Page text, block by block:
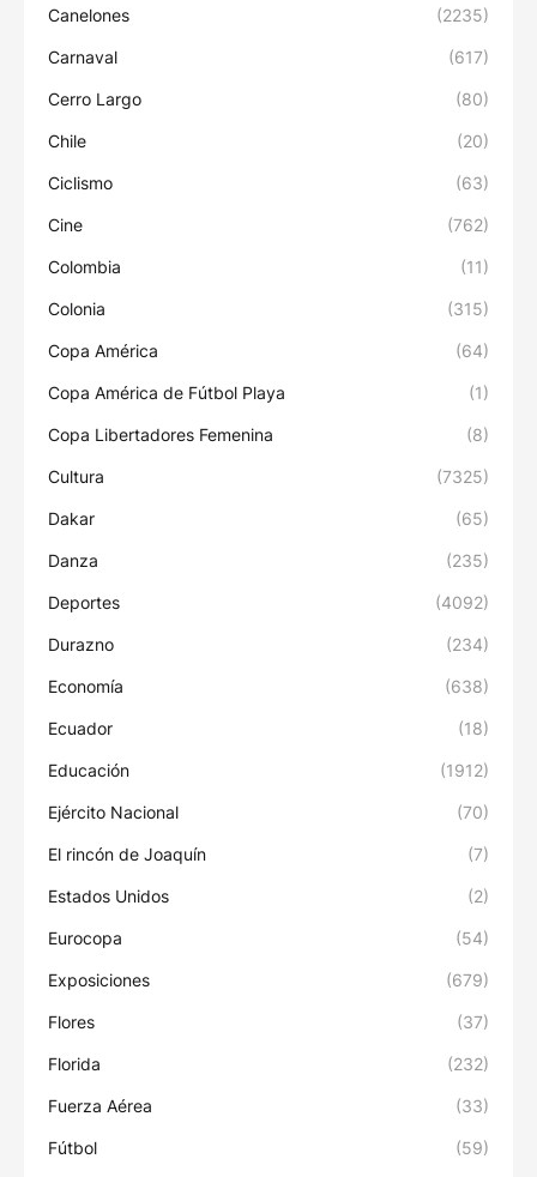
Canelones (2235)
Carnaval (617)
Cerro Largo (80)
Chile (20)
Ciclismo (63)
Cine (762)
Colombia (11)
Colonia (315)
Copa América (64)
Copa América de Fútbol Playa (1)
Copa Libertadores Femenina (8)
Cultura (7325)
Dakar (65)
Danza (235)
Deportes (4092)
Durazno (234)
Economía (638)
Ecuador (18)
Educación (1912)
Ejército Nacional (70)
El rincón de Joaquín (7)
Estados Unidos (2)
Eurocopa (54)
Exposiciones (679)
Flores (37)
Florida (232)
Fuerza Aérea (33)
Fútbol (59)